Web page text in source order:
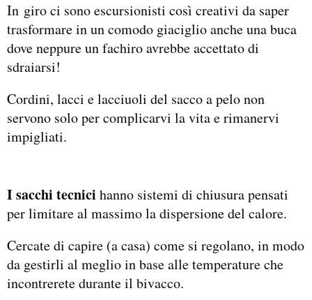
In giro ci sono escursionisti così creativi da saper
trasformare in un comodo giaciglio anche una buca
dove neppure un fachiro avrebbe accettato di
sdraiarsi!
Cordini, lacci e lacciuoli del sacco a pelo non
servono solo per complicarvi la vita e rimanervi
impigliati.
I sacchi tecnici hanno sistemi di chiusura pensati
per limitare al massimo la dispersione del calore.
Cercate di capire (a casa) come si regolano, in modo
da gestirli al meglio in base alle temperature che
incontrerete durante il bivacco.